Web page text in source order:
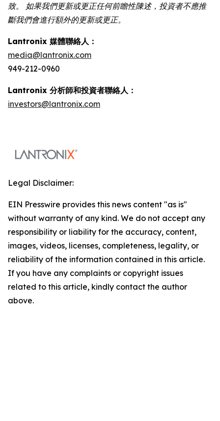
致。 如果我們更新或更正任何前瞻性陳述，投資者不應推
斷我們會進行額外的更新或更正。
Lantronix 媒體聯絡人：
media@lantronix.com
949-212-0960
Lantronix 分析師和投資者聯絡人：
investors@lantronix.com
Legal Disclaimer:
EIN Presswire provides this news content "as is"
without warranty of any kind. We do not accept any
responsibility or liability for the accuracy, content,
images, videos, licenses, completeness, legality, or
reliability of the information contained in this article.
If you have any complaints or copyright issues
related to this article, kindly contact the author
above.